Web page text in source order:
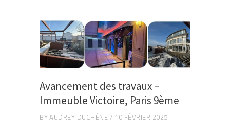
Avancement des travaux –
Immeuble Victoire, Paris 9ème
BYAUDREY DUCHÈNE 10 FÉVRIER 2025